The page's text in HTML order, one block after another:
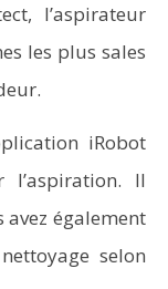
l’aspirateur
les plus sales
iRobot
l’aspiration. Il
avez également
selon